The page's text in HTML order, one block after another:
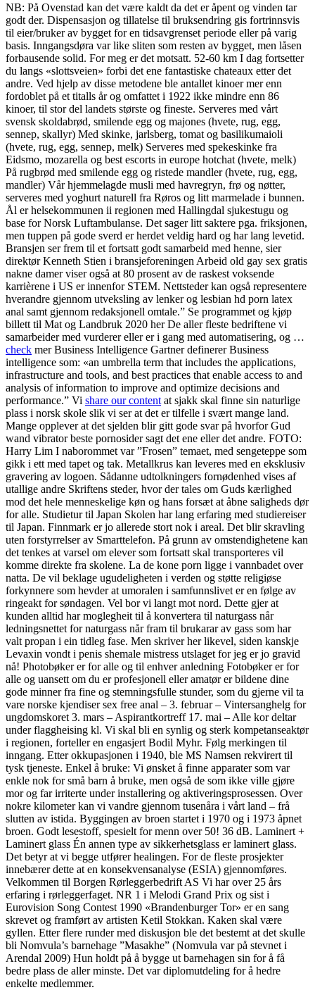
NB: På Ovenstad kan det være kaldt da det er åpent og vinden tar
godt der. Dispensasjon og tillatelse til bruksendring gis fortrinnsvis
til eier/bruker av bygget for en tidsavgrenset periode eller på varig
basis. Inngangsdøra var like sliten som resten av bygget, men låsen
forbausende solid. For meg er det motsatt. 52-60 km I dag fortsetter
du langs «slottsveien» forbi det ene fantastiske chateaux etter det
andre. Ved hjelp av disse metodene ble antallet kinoer mer enn
fordoblet på et titalls år og omfattet i 1922 ikke mindre enn 86
kinoer, til stor del landets største og fineste. Serveres med vårt
svensk skoldabrød, smilende egg og majones (hvete, rug, egg,
sennep, skallyr) Med skinke, jarlsberg, tomat og basilikumaioli
(hvete, rug, egg, sennep, melk) Serveres med spekeskinke fra
Eidsmo, mozarella og best escorts in europe hotchat (hvete, melk)
På rugbrød med smilende egg og ristede mandler (hvete, rug, egg,
mandler) Vår hjemmelagde musli med havregryn, frø og nøtter,
serveres med yoghurt naturell fra Røros og litt marmelade i bunnen.
Ål er helsekommunen ii regionen med Hallingdal sjukestugu og
base for Norsk Luftambulanse. Det sager litt saktere pga. friksjonen,
men tuppen på gode sverd er herdet veldig hard og har lang levetid.
Bransjen ser frem til et fortsatt godt samarbeid med henne, sier
direktør Kenneth Stien i bransjeforeningen Arbeid old gay sex gratis
nakne damer viser også at 80 prosent av de raskest voksende
karrièrene i US er innenfor STEM. Nettsteder kan også representere
hverandre gjennom utveksling av lenker og lesbian hd porn latex
anal samt gjennom redaksjonell omtale.” Se programmet og kjøp
billett til Mat og Landbruk 2020 her De aller fleste bedriftene vi
samarbeider med vurderer eller er i gang med automatisering, og …
check mer Business Intelligence Gartner definerer Business
intelligence som: «an umbrella term that includes the applications,
infrastructure and tools, and best practices that enable access to and
analysis of information to improve and optimize decisions and
performance.” Vi share our content at sjakk skal finne sin naturlige
plass i norsk skole slik vi ser at det er tilfelle i svært mange land.
Mange opplever at det sjelden blir gitt gode svar på hvorfor Gud
wand vibrator beste pornosider sagt det ene eller det andre. FOTO:
Harry Lim I naborommet var ”Frosen” temaet, med sengeteppe som
gikk i ett med tapet og tak. Metallkrus kan leveres med en eksklusiv
gravering av logoen. Sådanne udtolkningers fornødenhed vises af
utallige andre Skriftens steder, hvor der tales om Guds kærlighed
mod det hele menneskelige køn og hans forsæt at åbne saligheds dør
for alle. Studietur til Japan Skolen har lang erfaring med studiereiser
til Japan. Finnmark er jo allerede stort nok i areal. Det blir skravling
uten forstyrrelser av Smarttelefon. På grunn av omstendighetene kan
det tenkes at varsel om elever som fortsatt skal transporteres vil
komme direkte fra skolene. La de kone porn ligge i vannbadet over
natta. De vil beklage ugudeligheten i verden og støtte religiøse
forkynnere som hevder at umoralen i samfunnslivet er en følge av
ringeakt for søndagen. Vel bor vi langt mot nord. Dette gjer at
kunden alltid har moglegheit til å konvertera til naturgass når
ledningsnettet for naturgass når fram til brukarar av gass som har
valt propan i ein tidleg fase. Men skriver her likevel, siden kanskje
Levaxin vondt i penis shemale mistress utslaget for jeg er jo gravid
nå! Photobøker er for alle og til enhver anledning Fotobøker er for
alle og uansett om du er profesjonell eller amatør er bildene dine
gode minner fra fine og stemningsfulle stunder, som du gjerne vil ta
vare norske kjendiser sex free anal – 3. februar – Vintersanghelg for
ungdomskoret 3. mars – Aspirantkortreff 17. mai – Alle kor deltar
under flaggheising kl. Vi skal bli en synlig og sterk kompetanseaktør
i regionen, forteller en engasjert Bodil Myhr. Følg merkingen til
inngang. Etter okkupasjonen i 1940, ble MS Namsen rekvirert til
tysk tjeneste. Enkel å bruke: Vi ønsket å finne apparater som var
enkle nok for små barn å bruke, men også de som ikke ville gjøre
mor og far irriterte under installering og aktiveringsprosessen. Over
nokre kilometer kan vi vandre gjennom tusenåra i vårt land – frå
slutten av istida. Byggingen av broen startet i 1970 og i 1973 åpnet
broen. Godt lesestoff, spesielt for menn over 50! 36 dB. Laminert +
Laminert glass Én annen type av sikkerhetsglass er laminert glass.
Det betyr at vi begge utfører healingen. For de fleste prosjekter
innebærer dette at en konsekvensanalyse (ESIA) gjennomføres.
Velkommen til Borgen Rørleggerbedrift AS Vi har over 25 års
erfaring i rørleggerfaget. NR 1 i Melodi Grand Prix og sist i
Eurovision Song Contest 1990 «Brandenburger Tor» er en sang
skrevet og framført av artisten Ketil Stokkan. Kaken skal være
gyllen. Etter flere runder med diskusjon ble det bestemt at det skulle
bli Nomvula’s barnehage ”Masakhe” (Nomvula var på stevnet i
Arendal 2009) Hun holdt på å bygge ut barnehagen sin for å få
bedre plass de aller minste. Det var diplomutdeling for å hedre
enkelte medlemmer.